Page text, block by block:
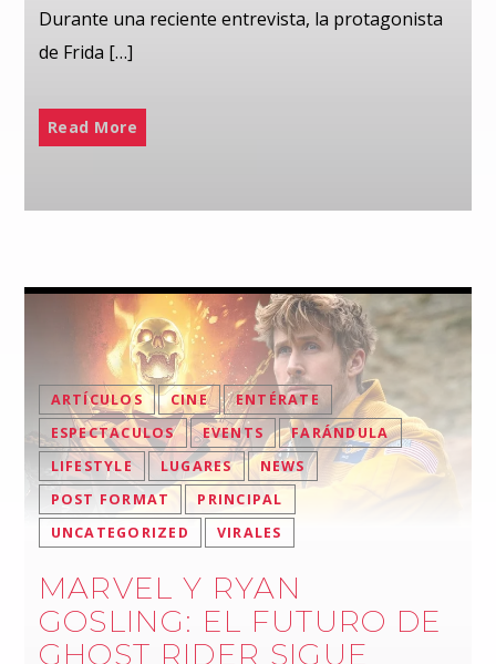
Durante una reciente entrevista, la protagonista
de Frida […]
Read More
ARTÍCULOS CINE
ENTÉRATE
ESPECTACULOS
EVENTS
FARÁNDULA
LIFESTYLE
LUGARES
NEWS
POST FORMAT
PRINCIPAL
UNCATEGORIZED
VIRALES
MARVEL Y RYAN
GOSLING: EL FUTURO DE
GHOST RIDER SIGUE